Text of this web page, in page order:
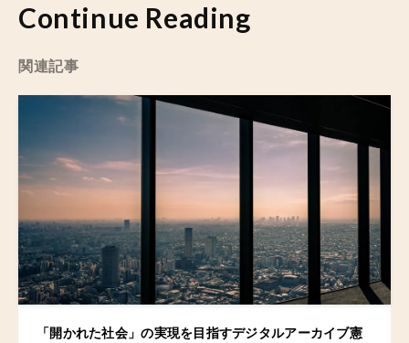
Continue Reading
関連記事
「開かれた社会」の実現を目指すデジタルアーカイブ憲